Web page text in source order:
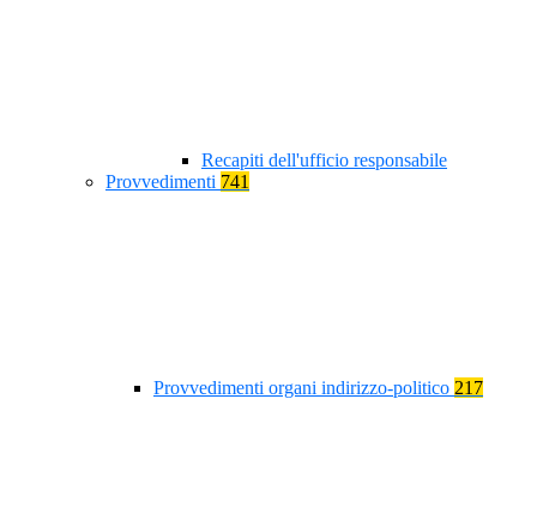
Recapiti dell'ufficio responsabile
Provvedimenti 741
Provvedimenti organi indirizzo-politico 217